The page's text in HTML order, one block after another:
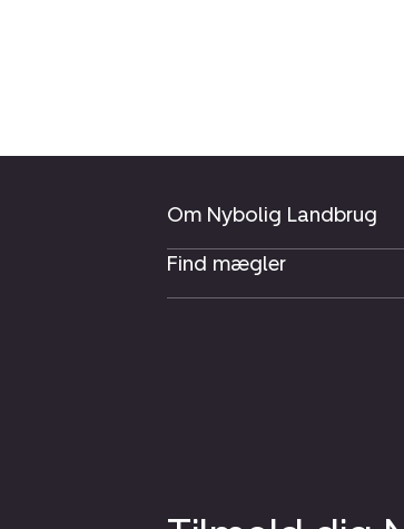
Om Nybolig Landbrug
Find mægler